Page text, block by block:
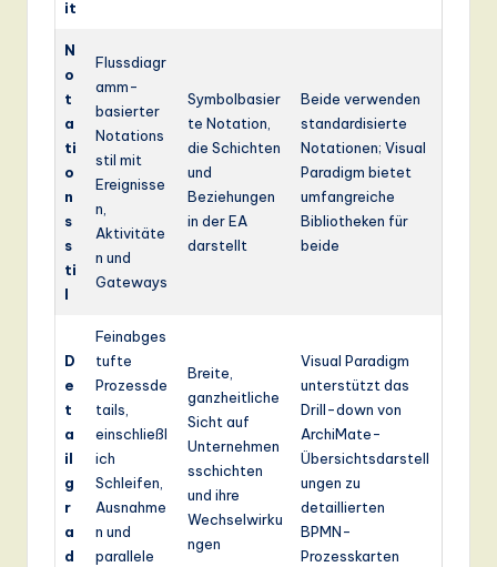
it
N
o
t
a
ti
o
n
s
s
ti
l
Flussdiagr
amm-
basierter
Notations
stil mit
Ereignisse
n,
Aktivitäte
n und
Gateways
Symbolbasier
te Notation,
die Schichten
und
Beziehungen
in der EA
darstellt
Beide verwenden
standardisierte
Notationen; Visual
Paradigm bietet
umfangreiche
Bibliotheken für
beide
D
e
t
a
il
g
r
a
d
Feinabges
tufte
Prozessde
tails,
einschließl
ich
Schleifen,
Ausnahme
n und
parallele
Breite,
ganzheitliche
Sicht auf
Unternehmen
sschichten
und ihre
Wechselwirku
ngen
Visual Paradigm
unterstützt das
Drill-down von
ArchiMate-
Übersichtsdarstell
ungen zu
detaillierten
BPMN-
Prozesskarten